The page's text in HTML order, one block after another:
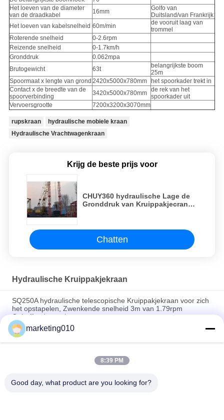
Het loeven van de diameter
van de draadkabel
16mm
Golfo van
Duitsland/van Frankrijk
Het loeven van kabelsnelheid 60m/min
de vooruit laag van
trommel
Roterende snelheid
0-2.6rpm
Reizende snelheid
0-1.7km/h
Gronddruk
0.062mpa
Brutogewicht
63t
belangrijkste boom
25m
Spoormaat x lengte van grond 2420x5000x780mm
het spoorkader trekt in
Contact x de breedte van de
spoorverbinding
3420x5000x780mm de rek van het
spoorkader uit
Vervoersgrootte
7200x3200x3070mm
rupskraan
hydraulische mobiele kraan
Hydraulische Vrachtwagenkraan
Krijg de beste prijs voor
CHUY360 hydraulische Lage de
Gronddruk van Kruippakjecrane
Chatten
Hydraulische Kruippakjekraan
SQ250A hydraulische telescopische Kruippakjekraan voor zich
het opstapelen, Zwenkende snelheid 3m van 1.79rpm
Opheffende waaier
SQ1000A hydraulisch Telescopisch Kruippakje Crane With
Lifting Capacity 100 Ton
Telescopische Hydraulische Kruippakjekraan SQ250A 37 Ton
marketing010
8:39 PM
Good day, what product are you looking for?